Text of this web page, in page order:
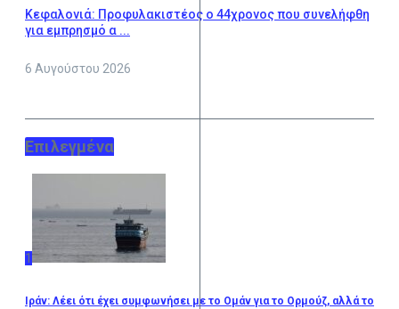
Κεφαλονιά: Προφυλακιστέος ο 44χρονος που συνελήφθη
για εμπρησμό α ...
6 Αυγούστου 2026
Επιλεγμένα
1
Ιράν: Λέει ότι έχει συμφωνήσει με το Ομάν για το Ορμούζ, αλλά το